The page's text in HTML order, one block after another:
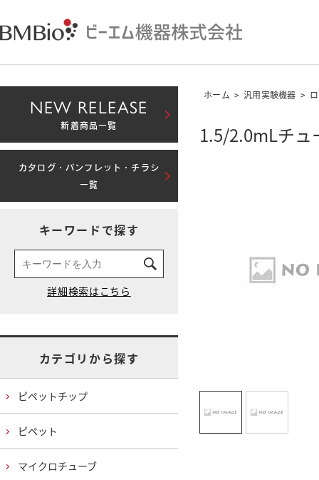
ホーム > 汎用実験機器 >
1.5/2.0mLチュ
NEW RELEASE
新着商品一覧
カタログ・パンフレット・チラシ
一覧
キーワードで探す
カテゴリから探す
ピペットチップ
ピペット
マイクロチューブ